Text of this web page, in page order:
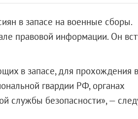
в запасе на военные сборы.
правовой информации. Он
в запасе, для прохождения
гвардии РФ, органах
службы безопасности», —